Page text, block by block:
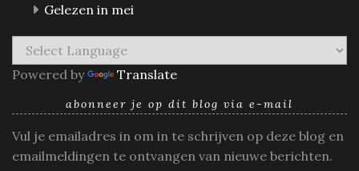
Gelezen in mei
Powered by Translate
abonneer je op dit blog via e-mail
Vul je emailadres in om in te schrijven op deze blog en
emailmeldingen te ontvangen van nieuwe berichten.